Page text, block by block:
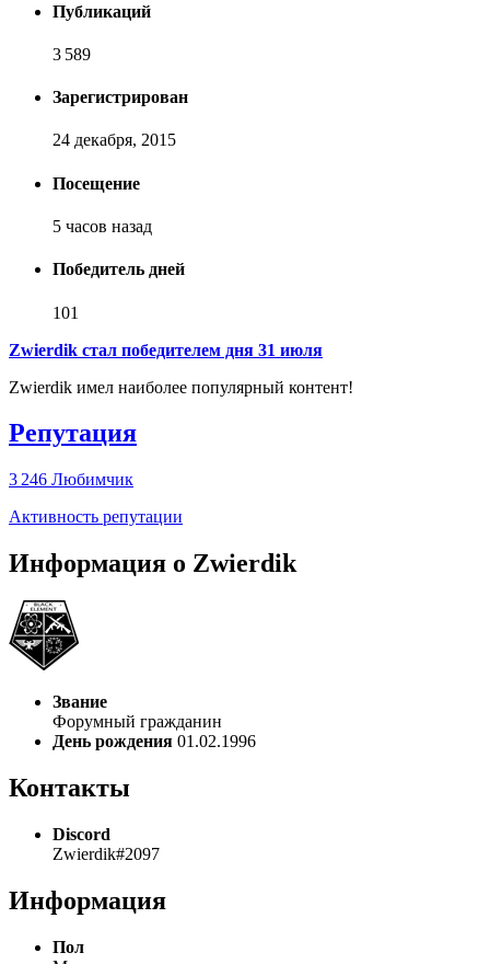
Публикаций
3 589
Зарегистрирован
24 декабря, 2015
Посещение
5 часов назад
Победитель дней
101
Zwierdik стал победителем дня 31 июля
Zwierdik имел наиболее популярный контент!
Репутация
3 246 Любимчик
Активность репутации
Информация о Zwierdik
Звание
Форумный гражданин
День рождения 01.02.1996
Контакты
Discord
Zwierdik#2097
Информация
Пол